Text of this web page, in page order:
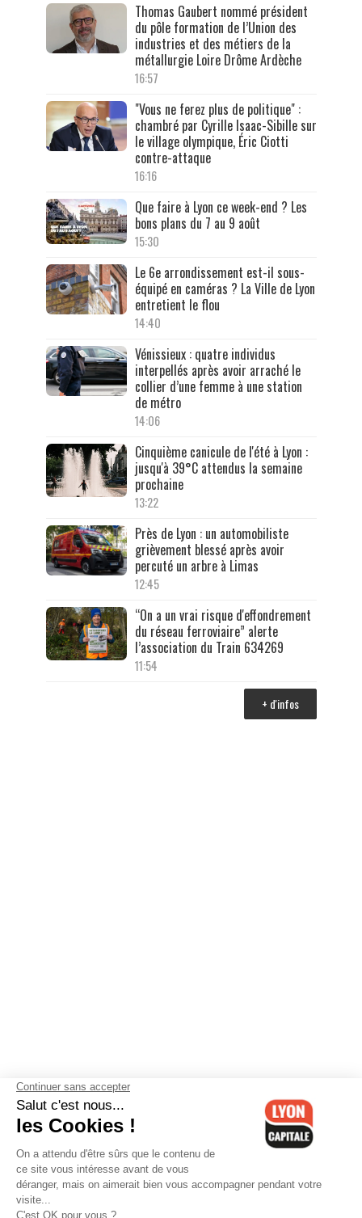
Thomas Gaubert nommé président
du pôle formation de l’Union des
industries et des métiers de la
métallurgie Loire Drôme Ardèche
16:57
"Vous ne ferez plus de politique" :
chambré par Cyrille Isaac-Sibille sur
le village olympique, Éric Ciotti
contre-attaque
16:16
Que faire à Lyon ce week-end ? Les
bons plans du 7 au 9 août
15:30
Le 6e arrondissement est-il sous-
équipé en caméras ? La Ville de Lyon
entretient le flou
14:40
Vénissieux : quatre individus
interpellés après avoir arraché le
collier d’une femme à une station
de métro
14:06
Cinquième canicule de l'été à Lyon :
jusqu'à 39°C attendus la semaine
prochaine
13:22
Près de Lyon : un automobiliste
grièvement blessé après avoir
percuté un arbre à Limas
12:45
“On a un vrai risque d'effondrement
du réseau ferroviaire” alerte
l’association du Train 634269
11:54
+ d'infos